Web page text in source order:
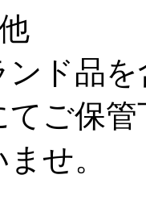
ド品を
てご保管
せ。